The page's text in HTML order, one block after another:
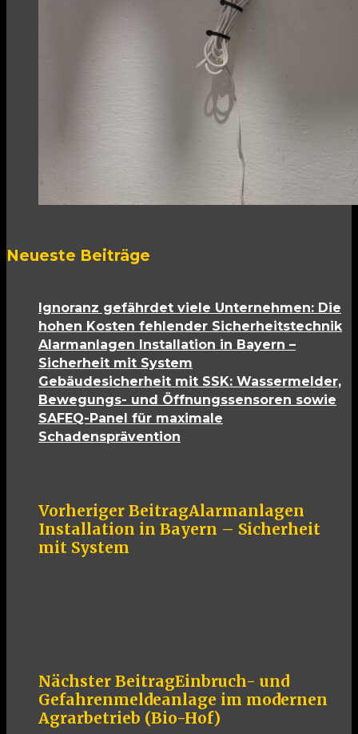
Neueste Beiträge
Ignoranz gefährdet viele Unternehmen: Die
hohen Kosten fehlender Sicherheitstechnik
Alarmanlagen Installation in Bayern –
Sicherheit mit System
Gebäudesicherheit mit SSK: Wassermelder,
Bewegungs- und Öffnungssensoren sowie
SAFEQ-Panel für maximale
Schadensprävention
Vorheriger BeitragAlarmanlagen
Installation in Bayern – Sicherheit
mit System
Nächster BeitragEinbruch- und
Gefahrenmeldeanlage im modernen
Agrarbetrieb (Bio-Hof)